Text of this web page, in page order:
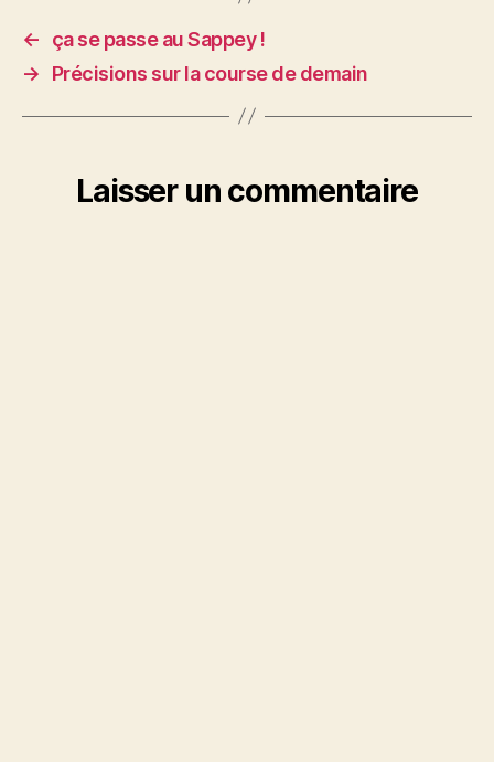
←
ça se passe au Sappey !
→
Précisions sur la course de demain
Laisser un commentaire